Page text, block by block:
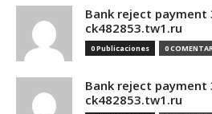
Bank reject payment
ck482853.tw1.ru
0 Publicaciones 0
Bank reject payment
ck482853.tw1.ru